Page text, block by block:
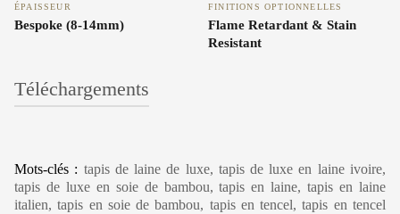
ÉPAISSEUR
Bespoke (8-14mm)
FINITIONS OPTIONNELLES
Flame Retardant & Stain
Resistant
Téléchargements
Mots-clés : tapis de laine de luxe, tapis de luxe en laine ivoire,
tapis de luxe en soie de bambou, tapis en laine, tapis en laine
italien, tapis en soie de bambou, tapis en tencel, tapis en tencel